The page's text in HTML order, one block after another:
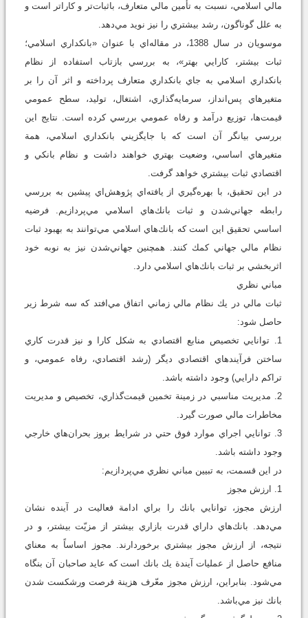
مالي اسلامي، نسبت به تأمين مالي متعارف، باثبات‌تر و كاراتر است و
به علل گوناگون، رشد بيشتري را نيز نويد مي‌دهد.
موسويان در سال 1388، در مقاله‌اي با عنوان «بانكداري اسلامي؛
ثبات بيشتر، كارايي بهتر»، به بررسي بازتاب استفاده از نظام
بانكداري اسلامي به جاي بانكداري متعارف پرداخته و اثر آن را بر
متغيرهاي پس‌انداز، سرمايه‌گذاري، اشتغال، توليد، سطح عمومي
قيمت‌ها، توزيع درآمد و رفاه عمومي بررسي كرده است. نتايج اين
بررسي بيانگر آن است كه با جايگزيني بانكداري اسلامي، همة
متغيرهاي اساسي، وضعيت بهتري خواهند داشت و نظام بانكي و
اقتصادي ثبات بيشتري خواهد گرفت.
در اين تحقيق، با بهره‌گيري از يافته‌اي پژوهش‌اي پيشين به بررسي
رابطه جهاني‌شدن و ثبات بانك‌هاي اسلامي مي‌پردازيم. فرضيه
اساسي تحقيق اين است كه بانك‌هاي اسلامي مي‌توانند به بهبود ثبات
نظام مالي جهاني كمك كنند. همچنين جهاني‌شدن نيز به نوبه خود
اثربخشي بر ثبات بانك‌هاي اسلامي دارد.
مباني نظري
ثبات مالي در يك نظام مالي زماني اتفاق مي‌افتد كه سه شرط زير
حاصل شود:
1. توانايي تخصيص منابع اقتصادي به شكل كارا و نيز قدرت كاري
ساختن فرآيندهاي اقتصادي ديگر (رشد اقتصادي، رفاه عمومي، و
تراكم دارايي) وجود داشته باشد.
2. مديريت مناسبي در زمينة تخمين قيمت‌گذاري، تخصيص و مديريت
مخاطرات مالي صورت گيرد.
3. توانايي اجراي موارد فوق حتي در شرايط بروز بحرا‌ن‌هاي خارجي
وجود داشته باشد.
در اين قسمت، به تبيين مباني نظري مي‌پردازيم:
1. ارزش مجوز
ارزش مجوز، توانايي بانك را براي ادامة فعاليت در آينده نشان
مي‌دهد. بانك‌هاي داراي قدرت بازاري بيشتر از مزيّت بيشتر، و در
نتيجه، از ارزش مجوز بيشتري برخوردارند. مجوز اساساً به معناي
منافع حاصل از عمليات آيندة يك بانك است كه عايد صاحبان آن بنگاه
مي‌شود. بنابراين، ارزش مجوز معّرف هزينة فرصت ورشكست شدن
بانك نيز مي‌باشد.